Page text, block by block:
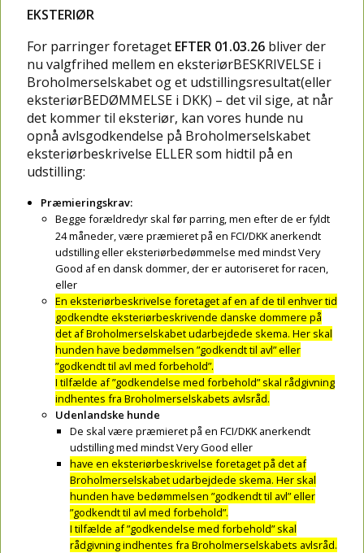
EKSTERIØR
For parringer foretaget EFTER 01.03.26bliver der
nu valgfrihed mellem en eksteriørBESKRIVELSE i
Broholmerselskabet og et udstillingsresultat(eller
eksteriørBEDØMMELSE i DKK) – det vil sige, at når
det kommer til eksteriør, kan vores hunde nu
opnå avlsgodkendelse på Broholmerselskabet
eksteriørbeskrivelse ELLER som hidtil på en
udstilling:
Præmieringskrav:
Begge forældredyr skal før parring, men efter de er fyldt
24 måneder, være præmieret på en FCI/DKK anerkendt
udstilling eller eksteriørbedømmelse med mindst Very
Good af en dansk dommer, der er autoriseret for racen,
eller
En eksteriørbeskrivelse foretaget af en af de til enhver tid
godkendte eksteriørbeskrivende danske dommere på
det af Broholmerselskabet udarbejdede skema. Her skal
hunden have bedømmelsen ”godkendt til avl” eller
”godkendt til avl med forbehold”.
I tilfælde af ”godkendelse med forbehold” skal rådgivning
indhentes fra Broholmerselskabets avlsråd.
Udenlandske hunde
De skal være præmieret på en FCI/DKK anerkendt
udstilling med mindst Very Good eller
have en eksteriørbeskrivelse foretaget på det af
Broholmerselskabet udarbejdede skema. Her skal
hunden have bedømmelsen ”godkendt til avl” eller
”godkendt til avl med forbehold”.
I tilfælde af ”godkendelse med forbehold” skal
rådgivning indhentes fra Broholmerselskabets avlsråd.